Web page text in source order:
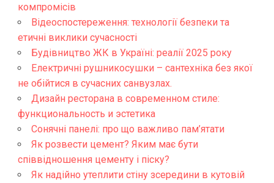
компромісів
Відеоспостереження: технології безпеки та
етичні виклики сучасності
Будівництво ЖК в Україні: реалії 2025 року
Електричні рушникосушки – сантехніка без якої
не обійтися в сучасних санвузлах.
Дизайн ресторана в современном стиле:
функциональность и эстетика
Сонячні панелі: про що важливо пам’ятати
Як розвести цемент? Яким має бути
співвідношення цементу і піску?
Як надійно утеплити стіну зсередини в кутовій